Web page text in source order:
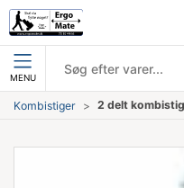
MENU
Kombistiger 2 delt